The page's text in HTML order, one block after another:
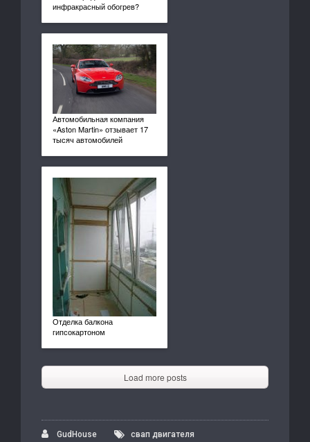
инфракрасный обогрев?
Автомобильная компания
«Aston Martin» отзывает 17
тысяч автомобилей
Отделка балкона
гипсокартоном
Load more posts
GudHouse
свап двигателя